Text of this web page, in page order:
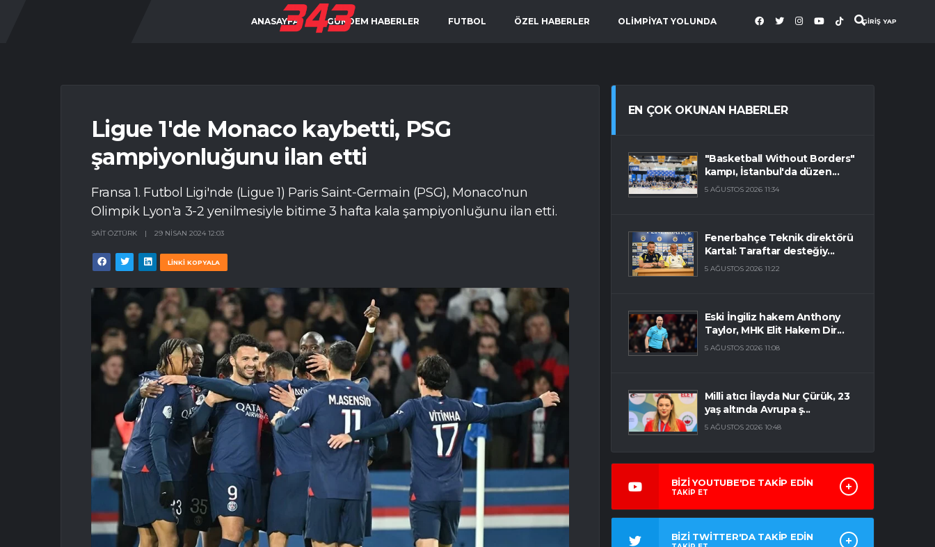
GİRİŞ YAP
ANASAYFA GÜNDEM HABERLER FUTBOL ÖZEL HABERLER OLİMPİYAT YOLUNDA
Ligue 1'de Monaco kaybetti, PSG
şampiyonluğunu ilan etti
Fransa 1. Futbol Ligi'nde (Ligue 1) Paris Saint-Germain (PSG), Monaco'nun
Olimpik Lyon'a 3-2 yenilmesiyle bitime 3 hafta kala şampiyonluğunu ilan etti.
SAIT ÖZTÜRK | 29 NISAN 2024 12:03
LİNKİ KOPYALA
EN ÇOK OKUNAN HABERLER
"Basketball Without Borders"
kampı, İstanbul'da düzen...
5 AĞUSTOS 2026 11:34
Fenerbahçe Teknik direktörü
Kartal: Taraftar desteğiy...
5 AĞUSTOS 2026 11:22
Eski İngiliz hakem Anthony
Taylor, MHK Elit Hakem Dir...
5 AĞUSTOS 2026 11:08
Milli atıcı İlayda Nur Çürük, 23
yaş altında Avrupa ş...
5 AĞUSTOS 2026 10:48
BİZİ YOUTUBE'DE TAKİP EDİN
TAKİP ET
BİZİ TWİTTER'DA TAKİP EDİN